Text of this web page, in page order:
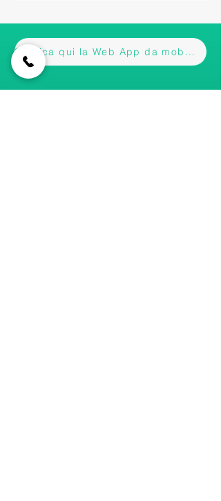
Scarica qui la Web App da mobile